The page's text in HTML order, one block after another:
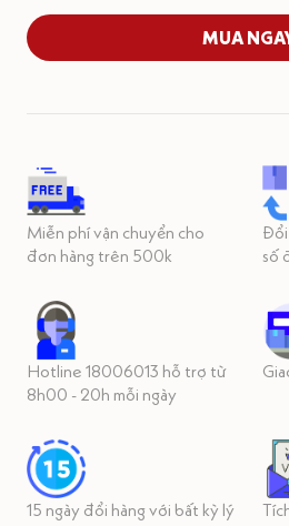
MUA
Miễn phí vận chuyển cho
đơn hàng trên 500k
Đổi
số
Hotline 18006013 hỗ trợ từ
8h00 - 20h mỗi ngày
15 ngày đổi hàng với bất kỳ lý